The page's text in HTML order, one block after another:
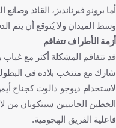
أما برونو فيرنانديز، القائد
وسط الميدان ولا يُتوقع أن يتم
أزمة الأطراف تتفاقم
قد تتفاقم المشكلة أكثر مع
شارك مع منتخب بلاده في
لاستخدام ديوجو دالوت كجناح
الخطين الجانبيين سيتكونان من
فاعلية الفريق الهجومية.